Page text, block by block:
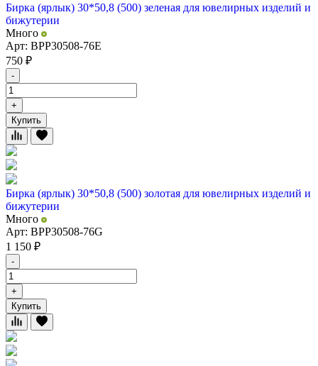
Бирка (ярлык) 30*50,8 (500) зеленая для ювелирных изделий и
бижутерии
Много
Арт: BPP30508-76E
750 ₽
-
+
Купить
Бирка (ярлык) 30*50,8 (500) золотая для ювелирных изделий и
бижутерии
Много
Арт: BPP30508-76G
1 150 ₽
-
+
Купить